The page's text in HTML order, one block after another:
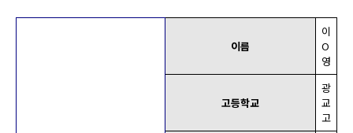
이름
이
O
영
고등학교
광
교
고